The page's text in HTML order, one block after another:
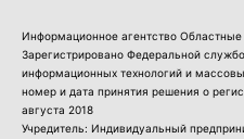
Информационное агентство Областные
Зарегистрировано Федеральной
информационных технологий и
номер и дата принятия решения о
августа 2018
Учредитель: Индивидуальный